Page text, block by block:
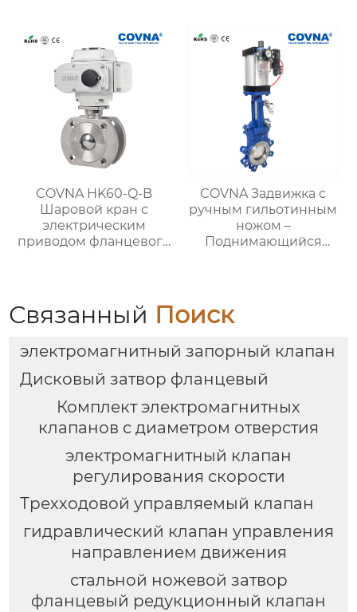
COVNA HK60-Q-B
Шаровой кран с
электрическим
приводом фланцевого
COVNA Задвижка с
ручным гильотинным
ножом –
Поднимающийся
Связанный Поиск
электромагнитный запорный клапан
Дисковый затвор фланцевый
Комплект электромагнитных
клапанов с диаметром отверстия
электромагнитный клапан
регулирования скорости
Трехходовой управляемый клапан
гидравлический клапан управления
направлением движения
стальной ножевой затвор
фланцевый редукционный клапан